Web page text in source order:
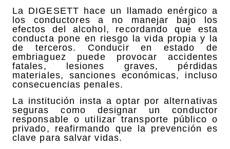
La DIGESETT hace un llamado enérgico a
los conductores a no manejar bajo los
efectos del alcohol, recordando que esta
conducta pone en riesgo la vida propia y la
de terceros. Conducir en estado de
embriaguez puede provocar accidentes
fatales, lesiones graves, pérdidas
materiales, sanciones económicas, incluso
consecuencias penales.
La institución insta a optar por alternativas
seguras como designar un conductor
responsable o utilizar transporte público o
privado, reafirmando que la prevención es
clave para salvar vidas.